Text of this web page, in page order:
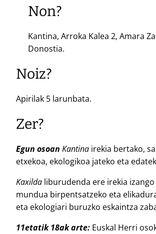
Non?
Kantina, Arroka Kalea 2, Amara
Donostia.
Noiz?
Apirilak 5 larunbata.
Zer?
Egun osoan Kantina irekia bertako,
etxekoa, ekologikoa jateko eta
Kaxilda liburudenda ere irekia
mundua birpentsatzeko eta
eta ekologiari buruzko eskaintza
11etatik 18ak arte: Euskal Herri